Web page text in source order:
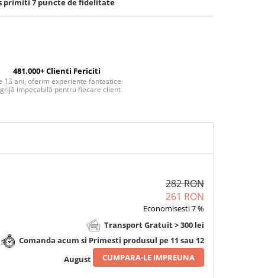
primiti 7 puncte de fidelitate
481.000+ Clienti Fericiti
13 ani, oferim experiențe fantastice
impecabilă pentru fiecare client
282 RON
261 RON
Economisesti 7 %
Transport Gratuit > 300 lei
Comanda acum si Primesti produsul pe 11 sau 12
August
CUMPARA-LE IMPREUNA